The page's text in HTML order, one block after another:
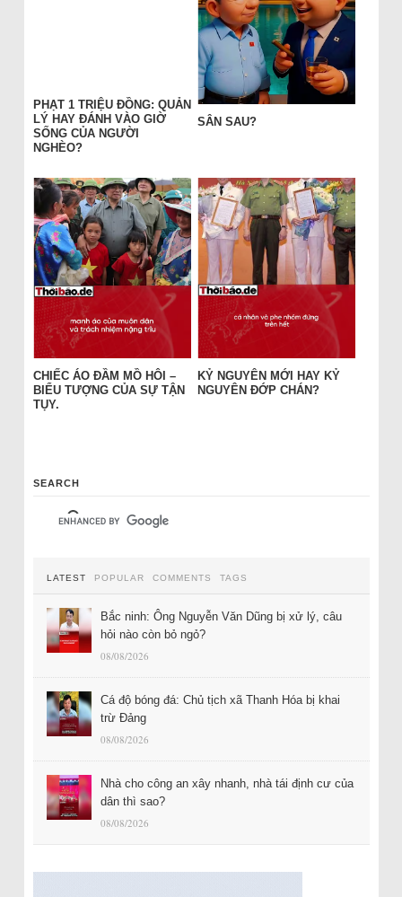
PHẠT 1 TRIỆU ĐỒNG: QUẢN
LÝ HAY ĐÁNH VÀO GIỜ
SỐNG CỦA NGƯỜI
NGHÈO?
SÂN SAU?
CHIẾC ÁO ĐẦM MỒ HÔI –
BIỂU TƯỢNG CỦA SỰ TẬN
TỤY.
KỶ NGUYÊN MỚI HAY KỶ
NGUYÊN ĐỚP CHÁN?
SEARCH
LATEST POPULAR COMMENTS TAGS
Bắc ninh: Ông Nguyễn Văn Dũng bị xử lý, câu
hỏi nào còn bỏ ngỏ?
08/08/2026
Cá độ bóng đá: Chủ tịch xã Thanh Hóa bị khai
trừ Đảng
08/08/2026
Nhà cho công an xây nhanh, nhà tái định cư của
dân thì sao?
08/08/2026